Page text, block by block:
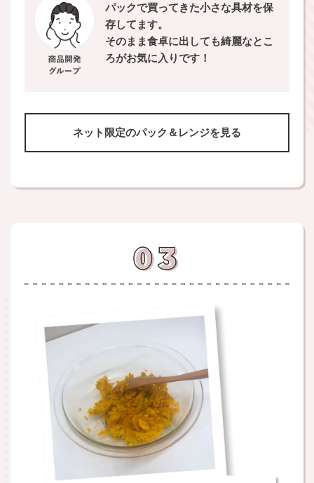
パックで買ってきた小さな具材を保
存してます。
そのまま食卓に出しても綺麗なとこ
ろがお気に入りです！
ネット限定のパック＆レンジを見る